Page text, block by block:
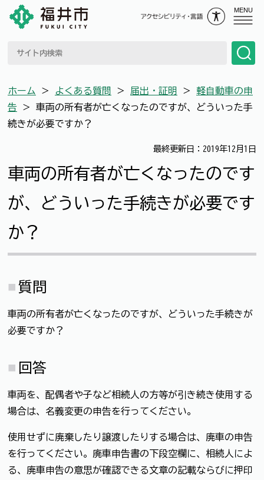
MENU
ホーム ＞ よくある質問 ＞ 届出・証明 ＞ 軽自動車の申
告 ＞ 車両の所有者が亡くなったのですが、どういった手
続きが必要ですか？
最終更新日：2019年12月1日
車両の所有者が亡くなったのです
が、どういった手続きが必要です
か？
質問
車両の所有者が亡くなったのですが、どういった手続きが
必要ですか？
回答
車両を、配偶者や子など相続人の方等が引き続き使用する
場合は、名義変更の申告を行ってください。
使用せずに廃棄したり譲渡したりする場合は、廃車の申告
を行ってください。廃車申告書の下段空欄に、相続人によ
る、廃車申告の意思が確認できる文章の記載ならびに押印